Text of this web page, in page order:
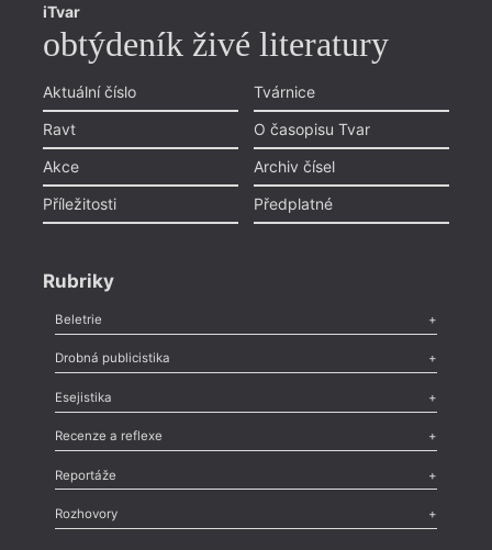
iTvar
obtýdeník živé literatury
Aktuální číslo
Ravt
Akce
Příležitosti
Tvárnice
O časopisu Tvar
Archiv čísel
Předplatné
Rubriky
Beletrie
Poezie,Próza,Dokumenty
Drobná publicistika
Odlesk
Nekrolog,Glosa,Sloupek,Pozvánka,Literární soutěž,
Esejistika
Esej , Pádlo,Úvaha
Recenze a reflexe
Recenze
Méně slov o próze,Celá rubrika
Reportáže
Literární zítřky
Celá rubrika
Rozhovory